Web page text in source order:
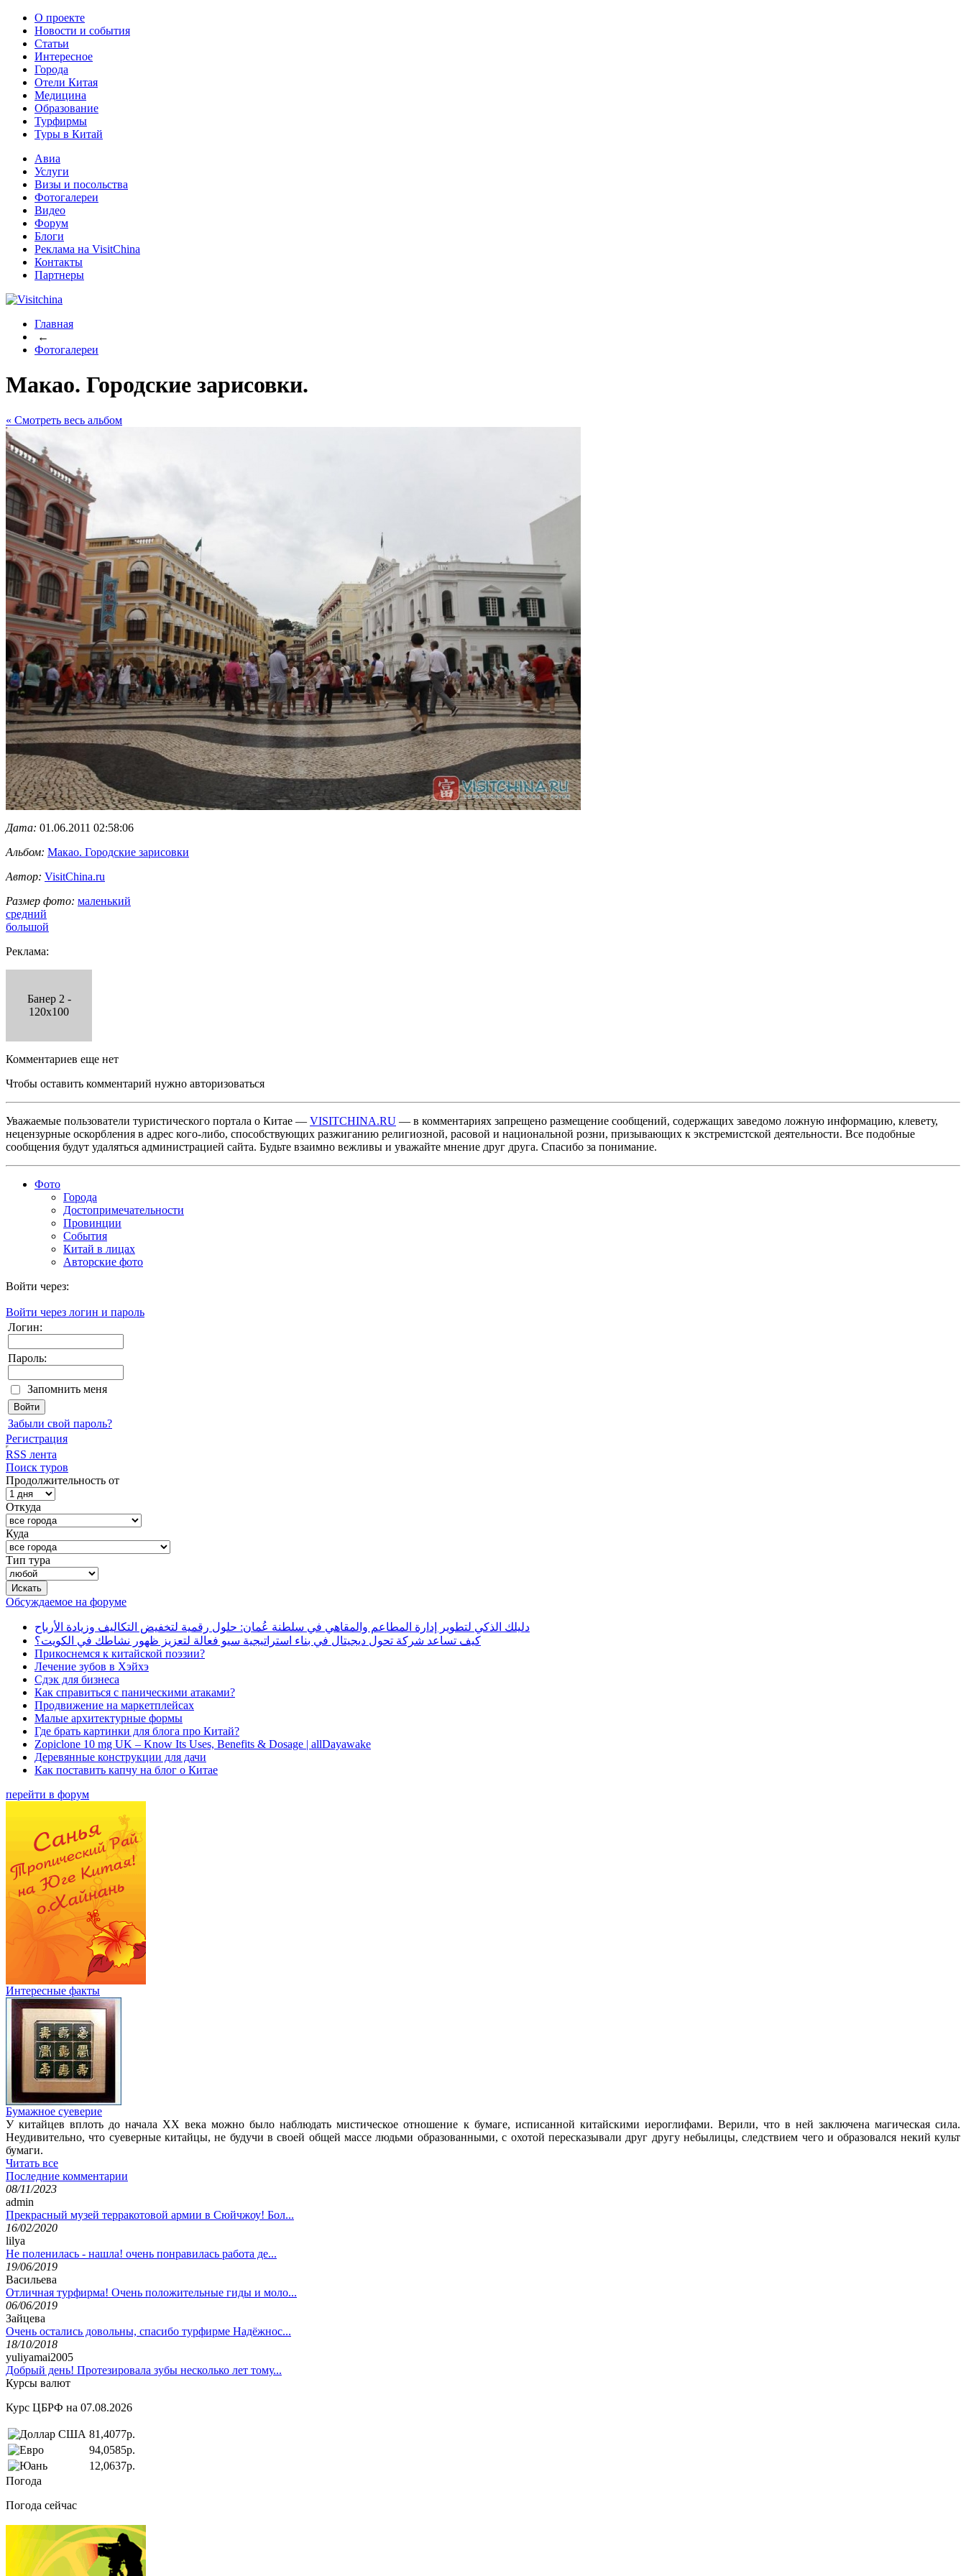
О проекте
Новости и события
Статьи
Интересное
Города
Отели Китая
Медицина
Образование
Турфирмы
Туры в Китай
Авиа
Услуги
Визы и посольства
Фотогалереи
Видео
Форум
Блоги
Реклама на VisitChina
Контакты
Партнеры
Главная
←
Фотогалереи
Макао. Городские зарисовки.
« Cмотреть весь альбом
Дата: 01.06.2011 02:58:06
Альбом: Макао. Городские зарисовки
Автор: VisitChina.ru
Размер фото: маленький
средний
большой
Реклама:
Банер 2 -
120x100
Комментариев еще нет
Чтобы оставить комментарий нужно авторизоваться
Уважаемые пользователи туристического портала о Китае — VISITCHINA.RU — в комментариях запрещено размещение сообщений, содержащих заведомо ложную информацию, клевету,
нецензурные оскорбления в адрес кого-либо, способствующих разжиганию религиозной, расовой и национальной розни, призывающих к экстремистской деятельности. Все подобные
сообщения будут удаляться администрацией сайта. Будьте взаимно вежливы и уважайте мнение друг друга. Спасибо за понимание.
Фото
Города
Достопримечательности
Провинции
События
Китай в лицах
Авторские фото
Войти через:
Войти через логин и пароль
Логин:
Пароль:
Запомнить меня
Забыли свой пароль?
Регистрация
RSS лента
Поиск туров
Продолжительность от
Откуда
Куда
Тип тура
Обсуждаемое на форуме
دليلك الذكي لتطوير إدارة المطاعم والمقاهي في سلطنة عُمان: حلول رقمية لتخفيض التكاليف وزيادة الأرباح
كيف تساعد شركة تحول ديجيتال في بناء استراتيجية سيو فعالة لتعزيز ظهور نشاطك في الكويت؟
Прикоснемся к китайской поэзии?
Лечение зубов в Хэйхэ
Сдэк для бизнеса
Как справиться с паническими атаками?
Продвижение на маркетплейсах
Малые архитектурные формы
Где брать картинки для блога про Китай?
Zopiclone 10 mg UK – Know Its Uses, Benefits & Dosage | allDayawake
Деревянные конструкции для дачи
Как поставить капчу на блог о Китае
перейти в форум
Интересные факты
Бумажное суеверие
У китайцев вплоть до начала XX века можно было наблюдать мистическое отношение к бумаге, исписанной китайскими иероглифами. Верили, что в ней заключена магическая сила.
Неудивительно, что суеверные китайцы, не будучи в своей общей массе людьми образованными, с охотой пересказывали друг другу небылицы, следствием чего и образовался некий культ
бумаги.
Читать все
Последние комментарии
08/11/2023
admin
Прекрасный музей терракотовой армии в Сюйчжоу! Бол...
16/02/2020
lilya
Не поленилась - нашла! очень понравилась работа де...
19/06/2019
Васильева
Отличная турфирма! Очень положительные гиды и моло...
06/06/2019
Зайцева
Очень остались довольны, спасибо турфирме Надёжнос...
18/10/2018
yuliyamai2005
Добрый день! Протезировала зубы несколько лет тому...
Курсы валют
Курс ЦБРФ на 07.08.2026
81,4077р.
94,0585р.
12,0637р.
Погода
Погода сейчас